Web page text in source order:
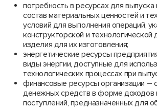
потребность в ресурсах для
состав материальных ценностей и
условий для выполнения операций,
конструкторской и технологической
изделия для их изготовления;
энергетические ресурсы
виды энергии, доступные для
технологических процессах при
финансовые ресурсы организации –
денежных средств в форме доходов
поступлений, предназначенных для